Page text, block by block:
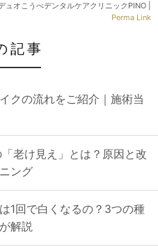
ュオこうべデンタルケアクリニックPINO
Perma Link
記事
クの流れをご紹介｜施術当
老け見え」とは？原因と改
ング
1回で白くなるの？3つの種
解説